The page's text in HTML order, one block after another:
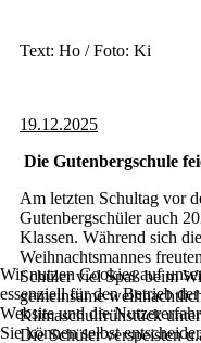
Text: Ho / Foto: Ki
19.12.2025
Die Gutenbergschule
Am letzten Schultag vor
Gutenbergschüler auch
Klassen. Während sich
Weihnachtsmannes
Schüler viel Spaß beim
gemeinsame
Klimaschulfrühstück
Die Schüler verspeisten
Wir nutzen Cookies auf
essenziell für den Betrieb
Website und die
Sie können selbst